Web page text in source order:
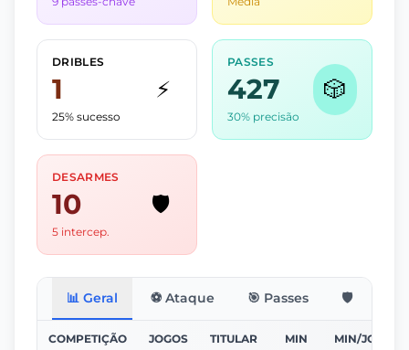
DRIBLES
1
25% sucesso
⚡
PASSES
427
30% precisão
🎲
DESARMES
10
5 intercep.
🛡️
📊 Geral ⚽ Ataque 🎯 Passes 🛡️ Defesa
COMPETIÇÃO JOGOS TITULAR MIN MIN/JOGO